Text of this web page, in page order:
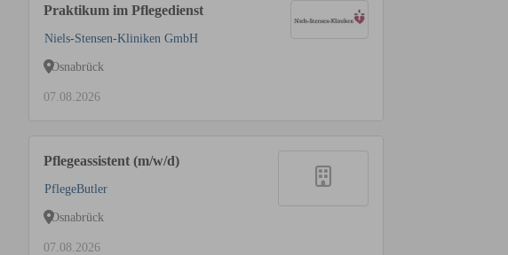
Praktikum im Pflegedienst
Niels-Stensen-Kliniken GmbH
Osnabrück
07.08.2026
Pflegeassistent (m/w/d)
PflegeButler
Osnabrück
07.08.2026